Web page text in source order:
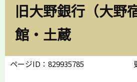
旧大野銀行（大野
館・土蔵
ページID：829935785